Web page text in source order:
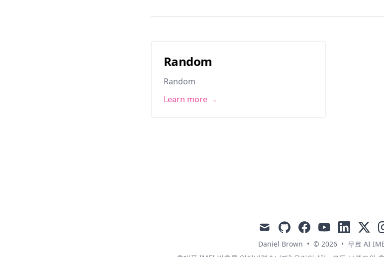
Random
Random
Learn more →
mail githubfacebookyoutubelinkedin
x
Daniel Brown • © 2026 • 무료 AI